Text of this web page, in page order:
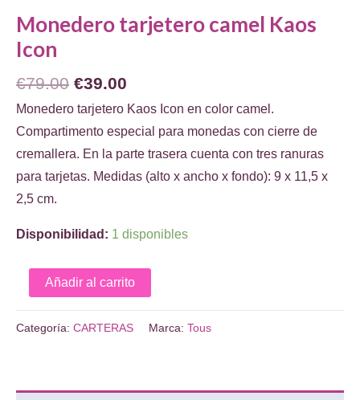
Monedero tarjetero camel Kaos
Icon
€79.00 El
precio
original
era:
€79.00.
€39.00
precio
actual
es:
€39.00.
Monedero tarjetero Kaos Icon en color camel.
Compartimento especial para monedas con cierre de
cremallera. En la parte trasera cuenta con tres ranuras
para tarjetas. Medidas (alto x ancho x fondo): 9 x 11,5 x
2,5 cm.
Disponibilidad: 1 disponibles
Monedero
tarjetero
camel
cantidad
Añadir al carrito
Categoría: CARTERAS Marca: Tous